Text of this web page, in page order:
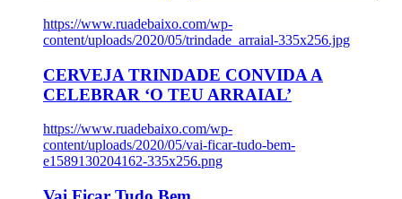
https://www.ruadebaixo.com/wp-
content/uploads/2020/05/trindade_arraial-335x256.jpg
CERVEJA TRINDADE CONVIDA A
CELEBRAR ‘O TEU ARRAIAL’
https://www.ruadebaixo.com/wp-
content/uploads/2020/05/vai-ficar-tudo-bem-
e1589130204162-335x256.png